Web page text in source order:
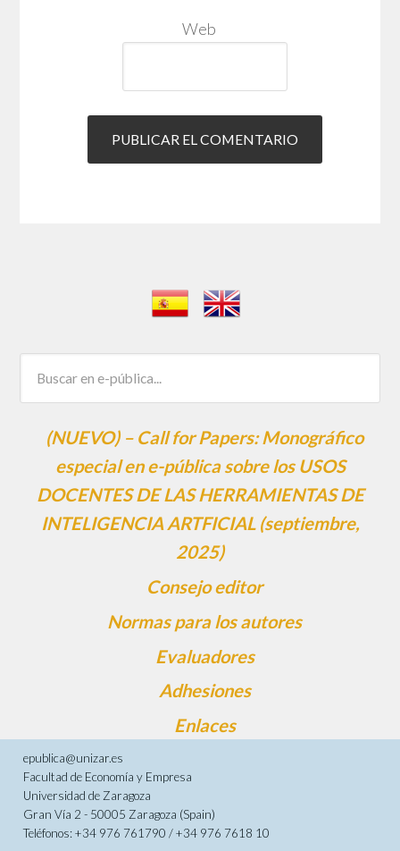
Web
(NUEVO) – Call for Papers: Monográfico
especial en e-pública sobre los USOS
DOCENTES DE LAS HERRAMIENTAS DE
INTELIGENCIA ARTFICIAL (septiembre,
2025)
Consejo editor
Normas para los autores
Evaluadores
Adhesiones
Enlaces
epublica@unizar.es
Facultad de Economía y Empresa
Universidad de Zaragoza
Gran Vía 2 - 50005 Zaragoza (Spain)
Teléfonos: +34 976 761790 / +34 976 7618 10